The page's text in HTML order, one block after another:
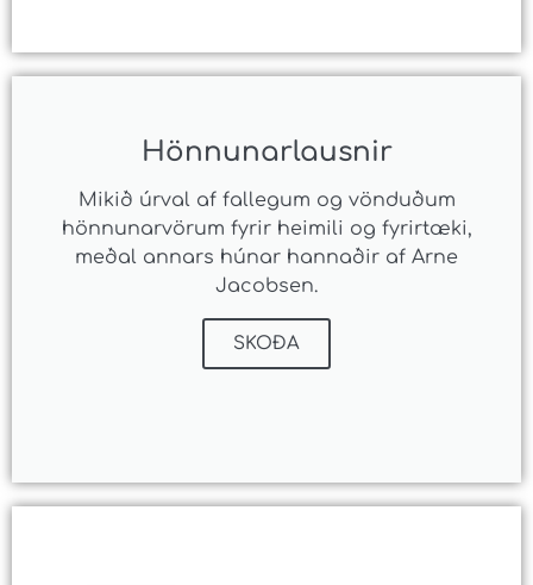
Hönnunarlausnir
Mikið úrval af fallegum og vönduðum
hönnunarvörum fyrir heimili og fyrirtæki,
meðal annars húnar hannaðir af Arne
Jacobsen.
SKOÐA